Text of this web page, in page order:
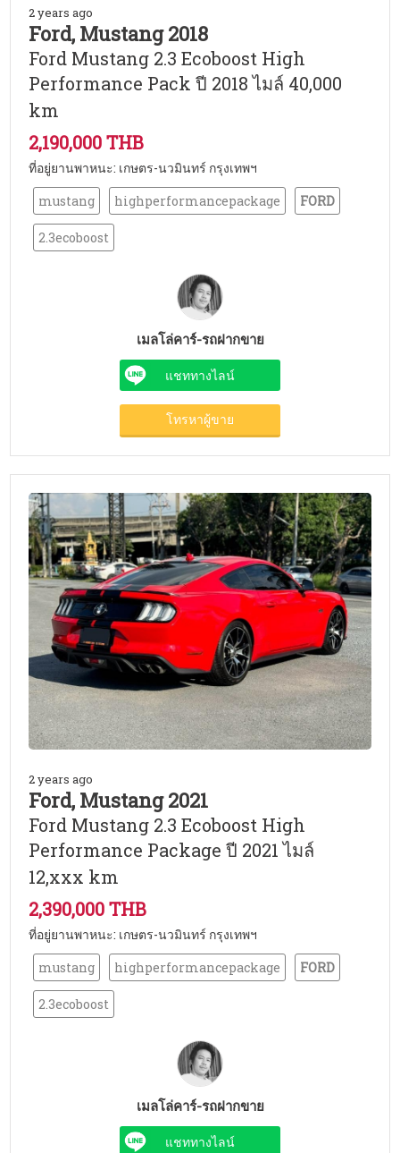
2 years ago
Ford, Mustang 2018
Ford Mustang 2.3 Ecoboost High
Performance Pack ปี 2018 ไมล์ 40,000
km
2,190,000 THB
ที่อยู่ยานพาหนะ: เกษตร-นวมินทร์ กรุงเทพฯ
mustang
highperformancepackage FORD
2.3ecoboost
เมลโล่คาร์-รถฝากขาย
แชททางไลน์
โทรหาผู้ขาย
2 years ago
Ford, Mustang 2021
Ford Mustang 2.3 Ecoboost High
Performance Package ปี 2021 ไมล์
12,xxx km
2,390,000 THB
ที่อยู่ยานพาหนะ: เกษตร-นวมินทร์ กรุงเทพฯ
mustang
highperformancepackage FORD
2.3ecoboost
เมลโล่คาร์-รถฝากขาย
แชททางไลน์